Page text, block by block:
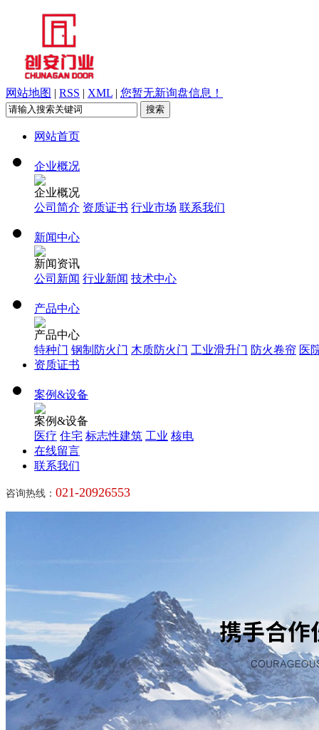
网站地图 | RSS | XML | 您暂无新询盘信息！
网站首页
企业概况
企业概况
公司简介 资质证书 行业市场 联系我们
新闻中心
新闻资讯
公司新闻 行业新闻 技术中心
产品中心
产品中心
特种门 钢制防火门 木质防火门 工业滑升门 防火卷帘 医
资质证书
案例&设备
案例&设备
医疗 住宅 标志性建筑 工业 核电
在线留言
联系我们
咨询热线： 021-20926553